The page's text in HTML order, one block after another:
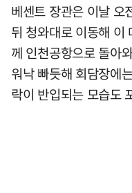
베센트 장관은 이날
뒤 청와대로 이동해
께 인천공항으로 돌아
워낙 빠듯해 회담장에
락이 반입되는 모습도